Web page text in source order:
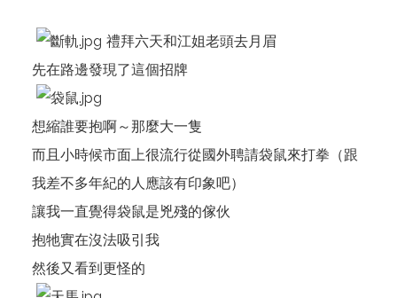
禮拜六天和江姐老頭去月眉
先在路邊發現了這個招牌
想縮誰要抱啊～那麼大一隻
而且小時候市面上很流行從國外聘請袋鼠來打拳（跟
我差不多年紀的人應該有印象吧）
讓我一直覺得袋鼠是兇殘的傢伙
抱牠實在沒法吸引我
然後又看到更怪的